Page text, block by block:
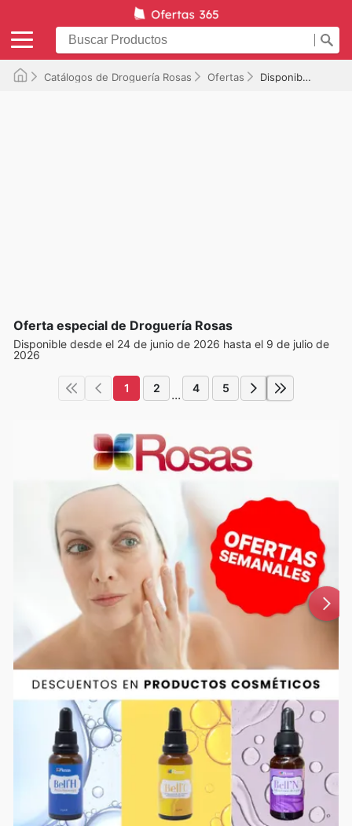
Catálogos de Droguería Rosas Ofertas Disponible hasta el 09/07/2026
Oferta especial de Droguería Rosas
Disponible desde el 24 de junio de 2026 hasta el 9 de julio de
2026
1 2 ... 4 5